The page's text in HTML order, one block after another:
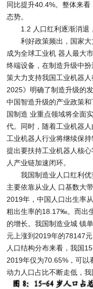
同比提升40.4%。整体来
态势。
1.2 人口红利逐渐消退
利好政策频出，国家大
成为全球工业机 器人最大
终端设备，在制造升级中
策大力支持我国工业机器
2025》明确了制造升级的
中国智造升级的产业政策
国制造 业重点领域将全面
代。同时，随着工业机器
工业机器人行业将继续保
提出要扶持工业机器人核
人产业链加速闭环。
我国制造业人口红利优
主要依靠从业人 口基数大
2019年，中国人口出生率
粗出生率的18.17‰。而出
的增长。我国制造业城 镇
元上涨到2019年的78147
人口结构分布来看，我国
2019年仅为70.65%，可以
动力人口占比不断走低，